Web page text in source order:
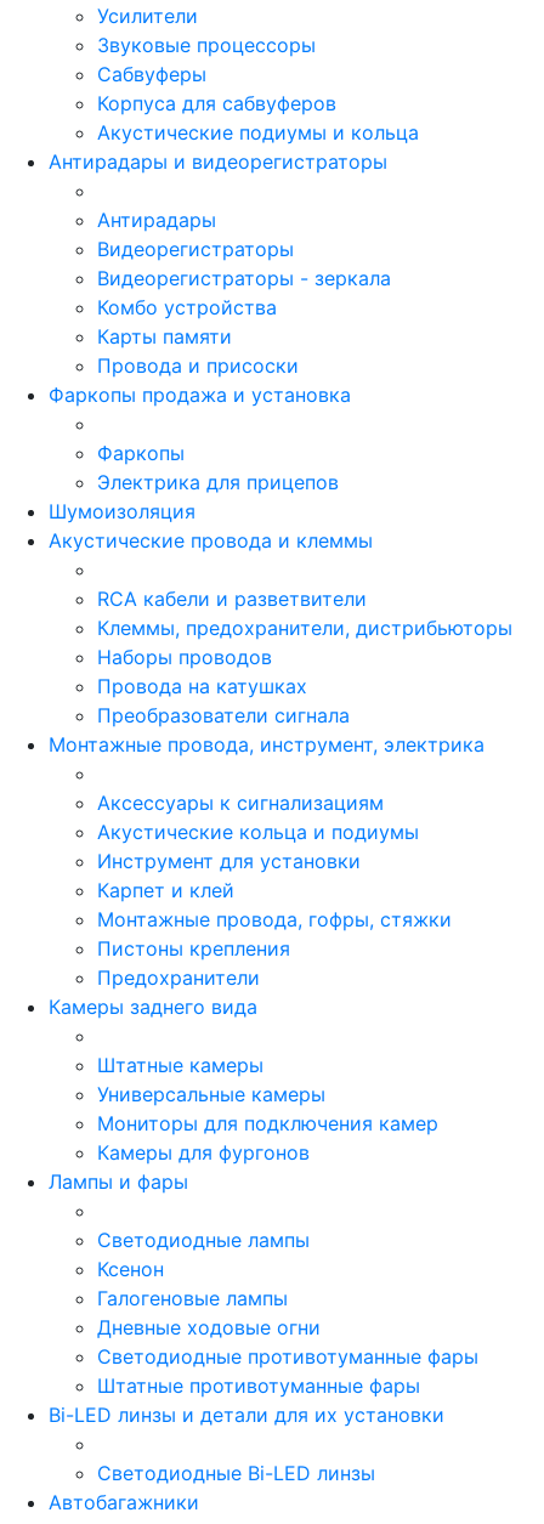
Усилители
Звуковые процессоры
Сабвуферы
Корпуса для сабвуферов
Акустические подиумы и кольца
Антирадары и видеорегистраторы
Антирадары
Видеорегистраторы
Видеорегистраторы - зеркала
Комбо устройства
Карты памяти
Провода и присоски
Фаркопы продажа и установка
Фаркопы
Электрика для прицепов
Шумоизоляция
Акустические провода и клеммы
RCA кабели и разветвители
Клеммы, предохранители, дистрибьюторы
Наборы проводов
Провода на катушках
Преобразователи сигнала
Монтажные провода, инструмент, электрика
Аксессуары к сигнализациям
Акустические кольца и подиумы
Инструмент для установки
Карпет и клей
Монтажные провода, гофры, стяжки
Пистоны крепления
Предохранители
Камеры заднего вида
Штатные камеры
Универсальные камеры
Мониторы для подключения камер
Камеры для фургонов
Лампы и фары
Светодиодные лампы
Ксенон
Галогеновые лампы
Дневные ходовые огни
Светодиодные противотуманные фары
Штатные противотуманные фары
Bi-LED линзы и детали для их установки
Светодиодные Bi-LED линзы
Автобагажники